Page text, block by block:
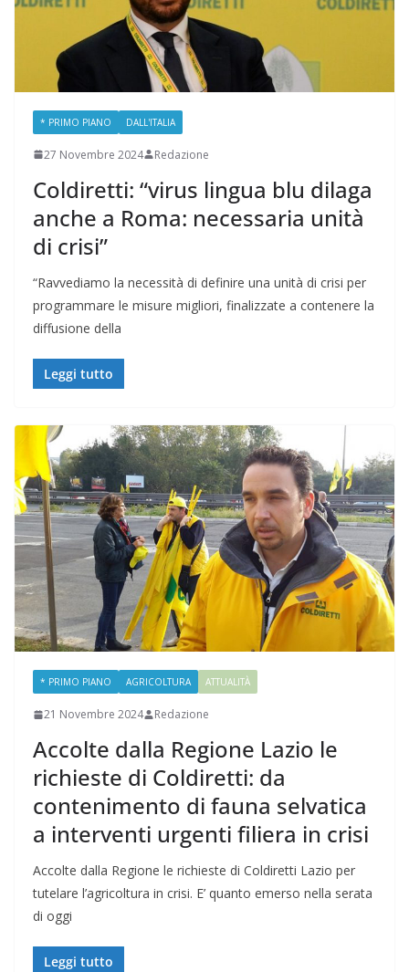
* PRIMO PIANO DALL'ITALIA
27 Novembre 2024 Redazione
Coldiretti: “virus lingua blu dilaga
anche a Roma: necessaria unità
di crisi”
“Ravvediamo la necessità di definire una unità di crisi per
programmare le misure migliori, finalizzate a contenere la
diffusione della
Leggi tutto
* PRIMO PIANO AGRICOLTURA ATTUALITÀ
21 Novembre 2024 Redazione
Accolte dalla Regione Lazio le
richieste di Coldiretti: da
contenimento di fauna selvatica
a interventi urgenti filiera in crisi
Accolte dalla Regione le richieste di Coldiretti Lazio per
tutelare l’agricoltura in crisi. E’ quanto emerso nella serata
di oggi
Leggi tutto